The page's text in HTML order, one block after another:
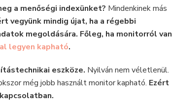
a menőségi indexünket? Mindenkinek más
vegyünk mindig újat, ha a régebbi
megoldására. Főleg, ha monitorról van
legyen kapható.
eszköze. Nyilván nem véletlenül.
még jobb használt monitor kapható. Ezért